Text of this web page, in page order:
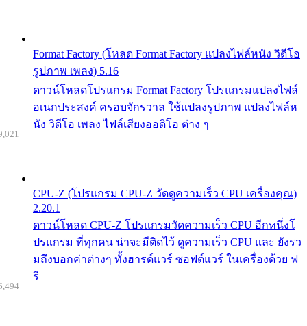
Format Factory (โหลด Format Factory แปลงไฟล์หนัง วิดีโอ
รูปภาพ เพลง) 5.16
ดาวน์โหลดโปรแกรม Format Factory โปรแกรมแปลงไฟล์
อเนกประสงค์ ครอบจักรวาล ใช้แปลงรูปภาพ แปลงไฟล์ห
นัง วิดีโอ เพลง ไฟล์เสียงออดิโอ ต่าง ๆ
CPU-Z (โปรแกรม CPU-Z วัดดูความเร็ว CPU เครื่องคุณ)
2.20.1
ดาวน์โหลด CPU-Z โปรแกรมวัดความเร็ว CPU อีกหนึ่งโ
ปรแกรม ที่ทุกคน น่าจะมีติดไว้ ดูความเร็ว CPU และ ยังรว
มถึงบอกค่าต่างๆ ทั้งฮารด์แวร์ ซอฟต์แวร์ ในเครื่องด้วย ฟ
รี